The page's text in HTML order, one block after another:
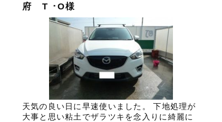
府 T ･O様
天気の良い日に早速使いました。 下地処理が
大事と思い粘土でザラツキを念入りに綺麗に